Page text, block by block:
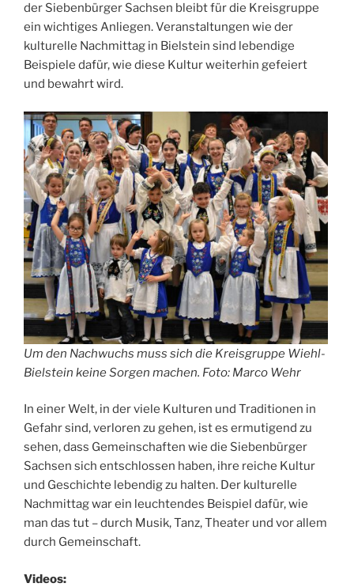
der Siebenbürger Sachsen bleibt für die Kreisgruppe
ein wichtiges Anliegen. Veranstaltungen wie der
kulturelle Nachmittag in Bielstein sind lebendige
Beispiele dafür, wie diese Kultur weiterhin gefeiert
und bewahrt wird.
Um den Nachwuchs muss sich die Kreisgruppe Wiehl-
Bielstein keine Sorgen machen. Foto: Marco Wehr
In einer Welt, in der viele Kulturen und Traditionen in
Gefahr sind, verloren zu gehen, ist es ermutigend zu
sehen, dass Gemeinschaften wie die Siebenbürger
Sachsen sich entschlossen haben, ihre reiche Kultur
und Geschichte lebendig zu halten. Der kulturelle
Nachmittag war ein leuchtendes Beispiel dafür, wie
man das tut – durch Musik, Tanz, Theater und vor allem
durch Gemeinschaft.
Videos: